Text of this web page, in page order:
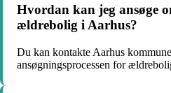
Hvordan kan jeg ansøge
ældrebolig i Aarhus?
Du kan kontakte Aarhus
ansøgningsprocessen for